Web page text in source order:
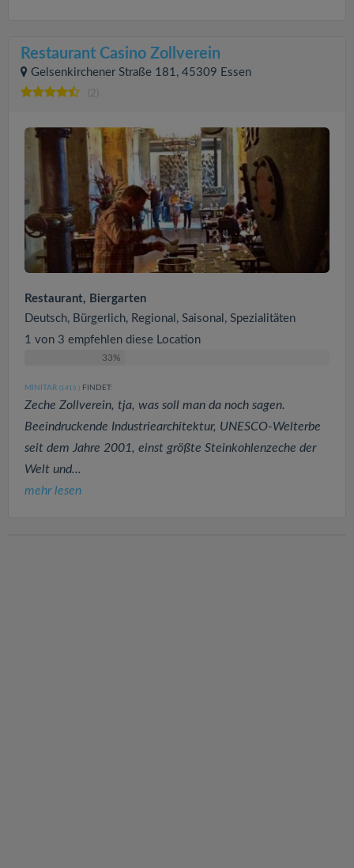
Restaurant Casino Zollverein
Gelsenkirchener Straße 181, 45309 Essen
(2)
Restaurant, Biergarten
Deutsch, Bürgerlich, Regional, Saisonal, Spezialitäten
1 von 3 empfehlen diese Location
33%
MINITAR (1415 ) FINDET:
Zeche Zollverein, tja, was soll man da noch sagen.
Beeindruckende Industriearchitektur, UNESCO-Welterbe
seit dem Jahre 2001, einst größte Steinkohlenzeche der
Welt und...
mehr lesen